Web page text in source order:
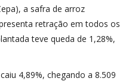
a safra de arroz
retração em todos os
teve queda de 1,28%,
4,89%, chegando a 8.509